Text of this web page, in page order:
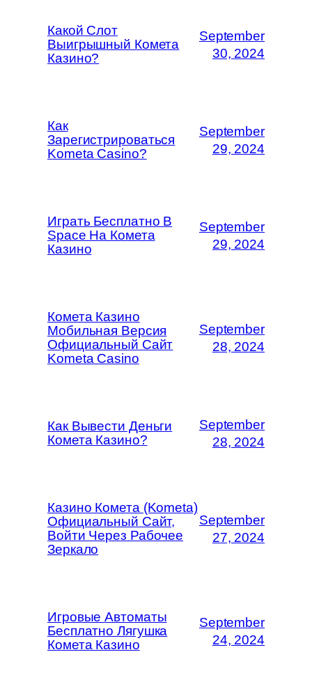
Какой Слот
Выигрышный Комета
Казино?
September
30, 2024
Как
Зарегистрироваться
Kometa Casino?
September
29, 2024
Играть Бесплатно В
Space На Комета
Казино
September
29, 2024
Комета Казино
Мобильная Версия
Официальный Сайт
Kometa Casino
September
28, 2024
Как Вывести Деньги
Комета Казино?
September
28, 2024
Казино Комета (Kometa)
Официальный Сайт,
Войти Через Рабочее
Зеркало
September
27, 2024
Игровые Автоматы
Бесплатно Лягушка
Комета Казино
September
24, 2024